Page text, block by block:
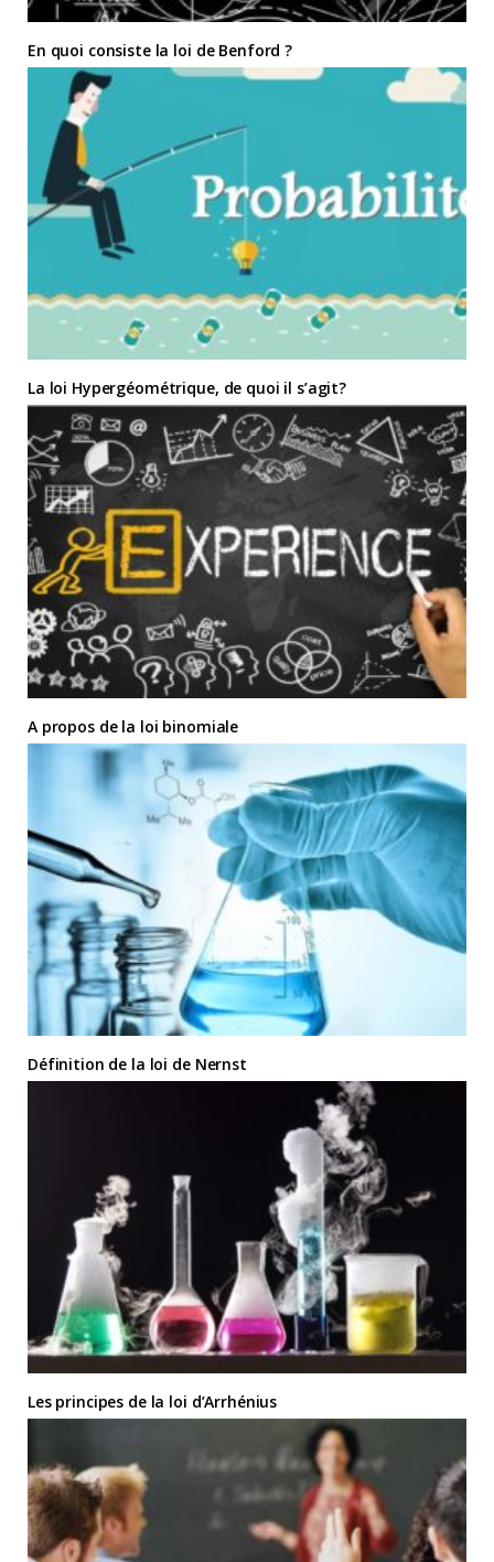
En quoi consiste la loi de Benford ?
La loi Hypergéométrique, de quoi il s’agit?
A propos de la loi binomiale
Définition de la loi de Nernst
Les principes de la loi d’Arrhénius